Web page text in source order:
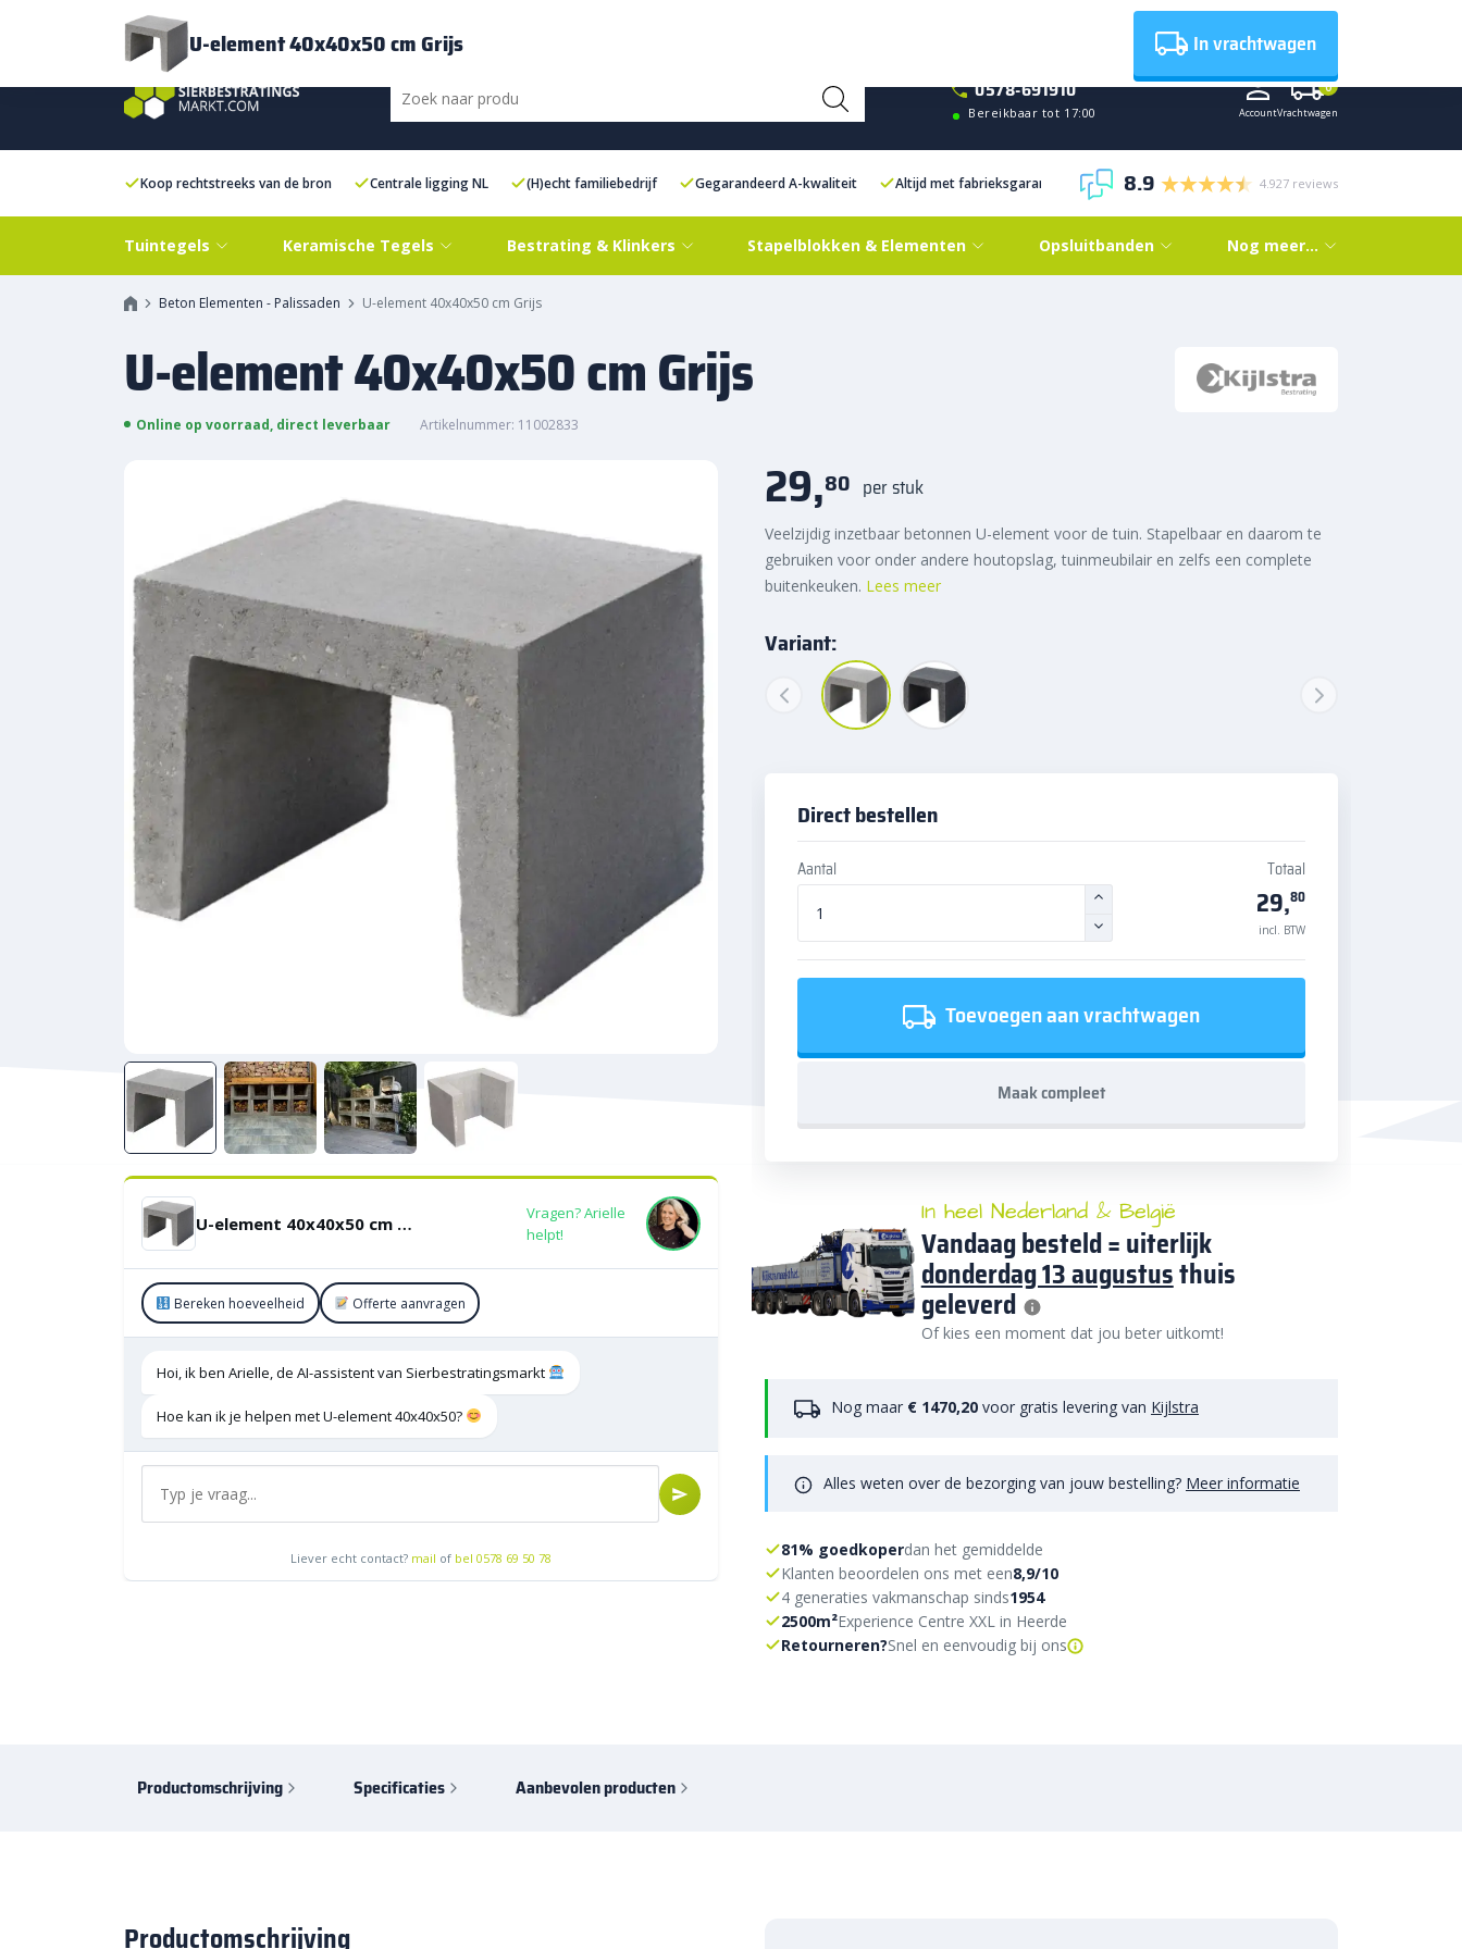
BezorgingFAQ
0578-691910
Bereikbaar tot 17:00 AccountVrachtwagen
0
Koop rechtstreeks van de bron Centrale ligging NL (H)echt familiebedrijf Gegarandeerd A-kwaliteit Altijd met fabrieksgarantie 8.9 4.927 reviews
Tuintegels Keramische Tegels Bestrating & Klinkers Stapelblokken & Elementen Opsluitbanden Nog meer…
Beton Elementen - Palissaden U-element 40x40x50 cm Grijs
U-element 40x40x50 cm Grijs
Online op voorraad, direct leverbaar Artikelnummer: 11002833
U-element 40x40x50 cm Grijs
Vragen? Arielle
helpt!
Bereken hoeveelheid Offerte aanvragen
Hoi, ik ben Arielle, de AI-assistent van Sierbestratingsmarkt
Hoe kan ik je helpen met U-element 40x40x50?
Liever echt contact? mail of bel 0578 69 50 78
29,80 per stuk
Veelzijdig inzetbaar betonnen U-element voor de tuin. Stapelbaar en daarom te
gebruiken voor onder andere houtopslag, tuinmeubilair en zelfs een complete
buitenkeuken. Lees meer
Variant:
Direct bestellen
Aantal Totaal
29,80
incl. BTW
Toevoegen aan vrachtwagen
Maak compleet
In heel Nederland & België
Vandaag besteld = uiterlijk
donderdag 13 augustusthuis
geleverd
Of kies een moment dat jou beter uitkomt!
Nog maar € 1470,20 voor gratis levering van Kijlstra
Alles weten over de bezorging van jouw bestelling? Meer informatie
81% goedkoperdan het gemiddelde
Klanten beoordelen ons met een8,9/10
4 generaties vakmanschap sinds1954
2500m²Experience Centre XXL in Heerde
Retourneren?Snel en eenvoudig bij ons
Productomschrijving Specificaties Aanbevolen producten
Productomschrijving
U-element 40x40x50 cm Grijs In vrachtwagen